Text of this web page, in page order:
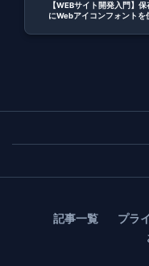
【WEBサイト開発入門】
にWebアイコンフォントを
記事一覧
プラ